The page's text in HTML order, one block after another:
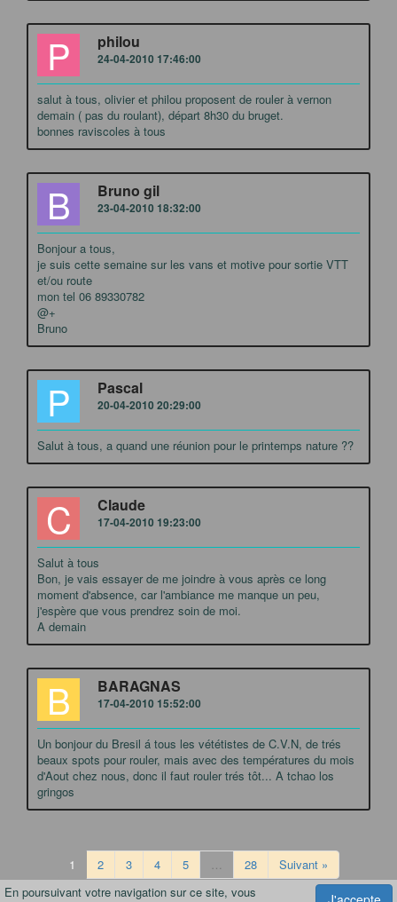
En poursuivant votre navigation sur ce site, vous
P philou
24-04-2010 17:46:00
salut à tous, olivier et philou proposent de rouler à vernon
demain ( pas du roulant), départ 8h30 du bruget.
bonnes raviscoles à tous
B Bruno gil
23-04-2010 18:32:00
Bonjour a tous,
je suis cette semaine sur les vans et motive pour sortie VTT
et/ou route
mon tel 06 89330782
@+
Bruno
P Pascal
20-04-2010 20:29:00
Salut à tous, a quand une réunion pour le printemps nature ??
C Claude
17-04-2010 19:23:00
Salut à tous
Bon, je vais essayer de me joindre à vous après ce long
moment d'absence, car l'ambiance me manque un peu,
j'espère que vous prendrez soin de moi.
A demain
B BARAGNAS
17-04-2010 15:52:00
Un bonjour du Bresil á tous les vététistes de C.V.N, de trés
beaux spots pour rouler, mais avec des températures du mois
d'Aout chez nous, donc il faut rouler trés tôt... A tchao los
gringos
1 2 3 4 5 … 28 Suivant »